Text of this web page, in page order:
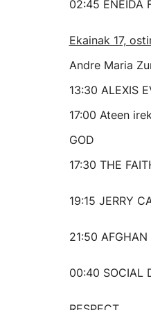
02:45 ENEIDA
Ekainak 17,
Andre Maria
13:30 ALEXIS
17:00 Ateen
GOD
17:30 THE
19:15 JERRY
21:50 AFGHAN
00:40 SOCIAL